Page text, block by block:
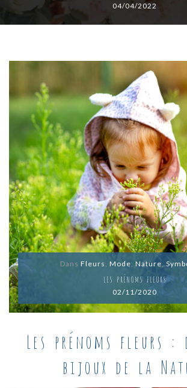
04/04/2022
Dans Fleurs, Mode, Nature,
LES PRÉNOMS FLEURS
02/11/2020
Les prénoms fleurs :
bijoux de la